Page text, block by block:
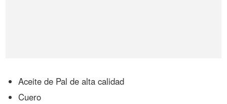
Aceite de Pal de alta calidad
Cuero